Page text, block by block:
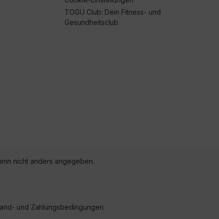
TOGU Club: Dein Fitness- und
Gesundheitsclub
nicht anders angegeben.
und Zahlungsbedingungen